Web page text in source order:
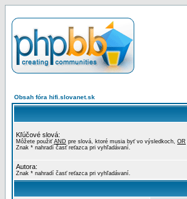
Obsah fóra hifi.slovanet.sk
Kľúčové slová:
Môžete použiť AND pre slová, ktoré musia byť vo výsledkoch, OR
Znak * nahradí časť reťazca pri vyhľadávaní.
Autora:
Znak * nahradí časť reťazca pri vyhľadávaní.